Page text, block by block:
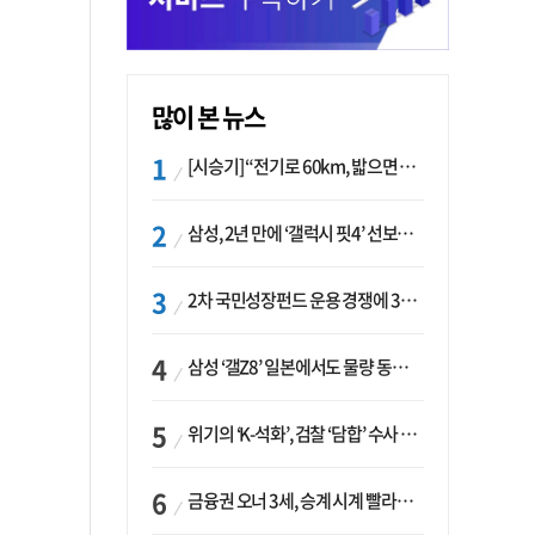
많이 본 뉴스
[시승기] “전기로 60km, 밟으면 462마력”…볼보 XC60 T8의 두 얼굴
삼성, 2년 만에 ‘갤럭시 핏4’ 선보이나…웨어러블 생태계 확장 ‘시동’
2차 국민성장펀드 운용 경쟁에 33개사 몰렸다…신한·하나 등 새 얼굴 대거 합류
삼성 ‘갤Z8’ 일본에서도 물량 동났다…애플 참전 앞두고 선두 수성 ‘시험대’
위기의 ‘K-석화’, 검찰 ‘담합’ 수사 착수…“LG·한화·롯데 등 7개 업체, 8개 제품 가격 담합”
금융권 오너 3세, 승계 시계 빨라지나…한국투자 ‘속도’·미래에셋·메리츠는 ‘거리두기’